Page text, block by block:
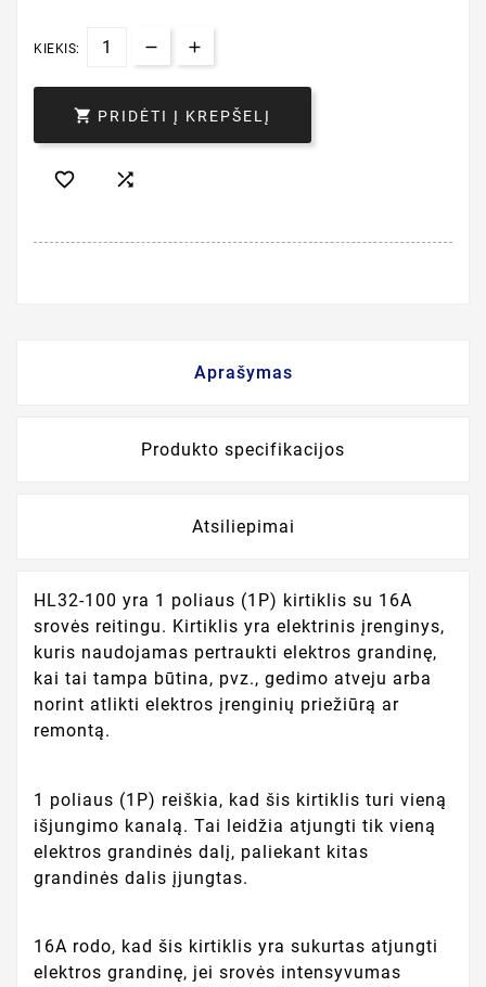
KIEKIS:
 PRIDĖTI Į KREPŠELĮ
 
Aprašymas
Produkto specifikacijos
Atsiliepimai
HL32-100 yra 1 poliaus (1P) kirtiklis su 16A
srovės reitingu. Kirtiklis yra elektrinis įrenginys,
kuris naudojamas pertraukti elektros grandinę,
kai tai tampa būtina, pvz., gedimo atveju arba
norint atlikti elektros įrenginių priežiūrą ar
remontą.
1 poliaus (1P) reiškia, kad šis kirtiklis turi vieną
išjungimo kanalą. Tai leidžia atjungti tik vieną
elektros grandinės dalį, paliekant kitas
grandinės dalis įjungtas.
16A rodo, kad šis kirtiklis yra sukurtas atjungti
elektros grandinę, jei srovės intensyvumas